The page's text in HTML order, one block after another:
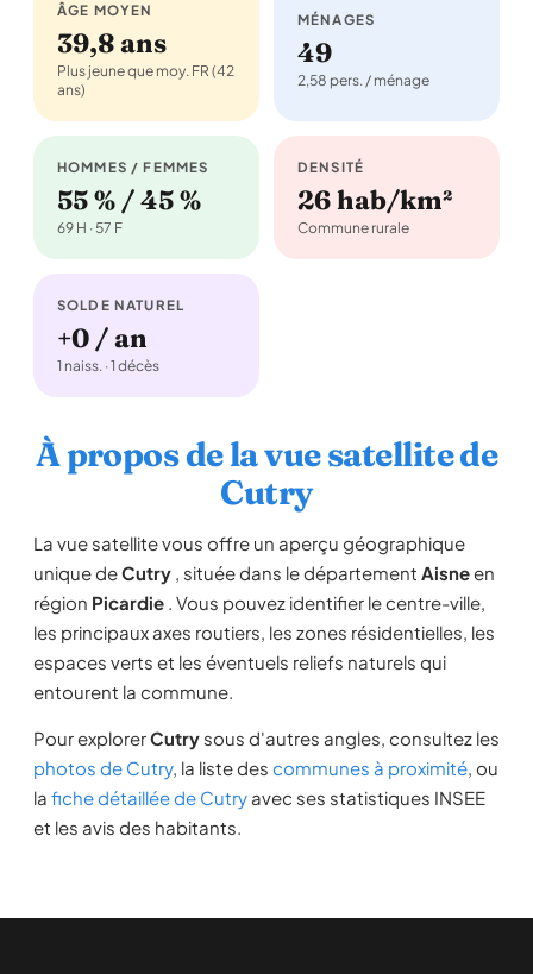
ÂGE MOYEN
39,8 ans
Plus jeune que moy. FR (42
ans)
MÉNAGES
49
2,58 pers. / ménage
HOMMES / FEMMES
55 % / 45 %
69 H · 57 F
DENSITÉ
26 hab/km²
Commune rurale
SOLDE NATUREL
+0 / an
1 naiss. · 1 décès
À propos de la vue satellite de
Cutry
La vue satellite vous offre un aperçu géographique
unique deCutry , située dans le département Aisneen
région Picardie . Vous pouvez identifier le centre-ville,
les principaux axes routiers, les zones résidentielles, les
espaces verts et les éventuels reliefs naturels qui
entourent la commune.
Pour explorerCutry sous d'autres angles, consultez les
photos de Cutry, la liste des communes à proximité, ou
la fiche détaillée de Cutry avec ses statistiques INSEE
et les avis des habitants.